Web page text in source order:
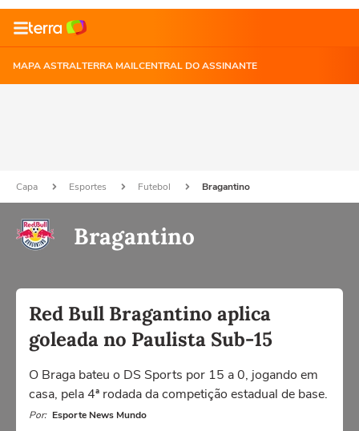
MAPA ASTRALTERRA MAILCENTRAL DO ASSINANTE
Capa Esportes Futebol Bragantino
Bragantino
Red Bull Bragantino aplica
goleada no Paulista Sub-15
O Braga bateu o DS Sports por 15 a 0, jogando em
casa, pela 4ª rodada da competição estadual de base.
Por: Esporte News Mundo